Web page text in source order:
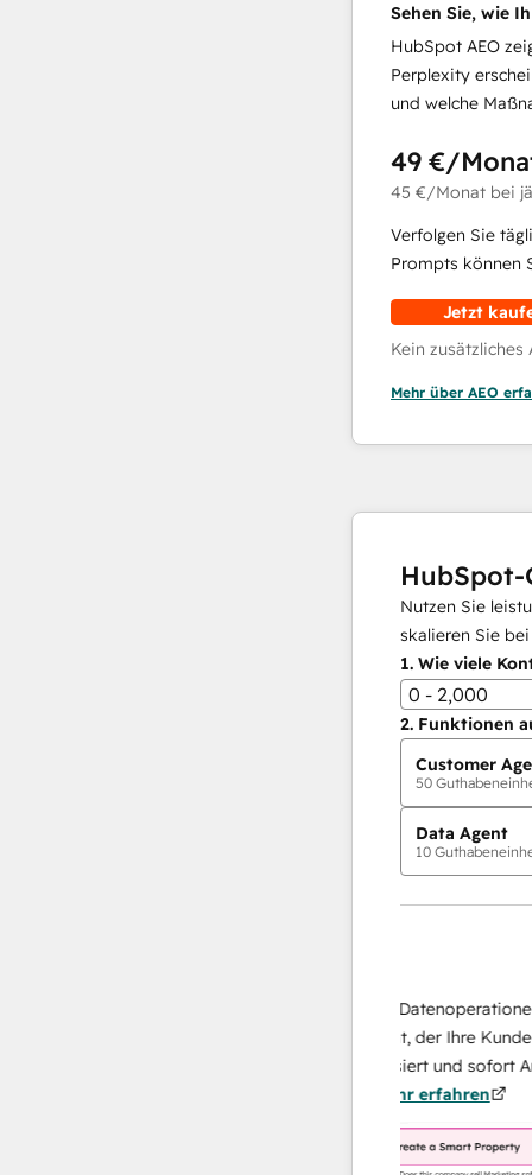
Sehen Sie, wie
HubSpot AEO
Perplexity
und welche
49 €/
45 €/Monat bei
Verfolgen Sie
Prompts können
Jetzt
Kein
Mehr über AEO
HubSpot-
Nutzen Sie
skalieren Sie
1. Wie viele
0 - 2,000
2. Funktionen
Customer
50
Data Agent
10
Skalieren Sie Ihrer Datenoperationen
KI-gestützten Agent, der Ihre Kunden
recherchiert, analysiert und sofort
Mehr erfahren